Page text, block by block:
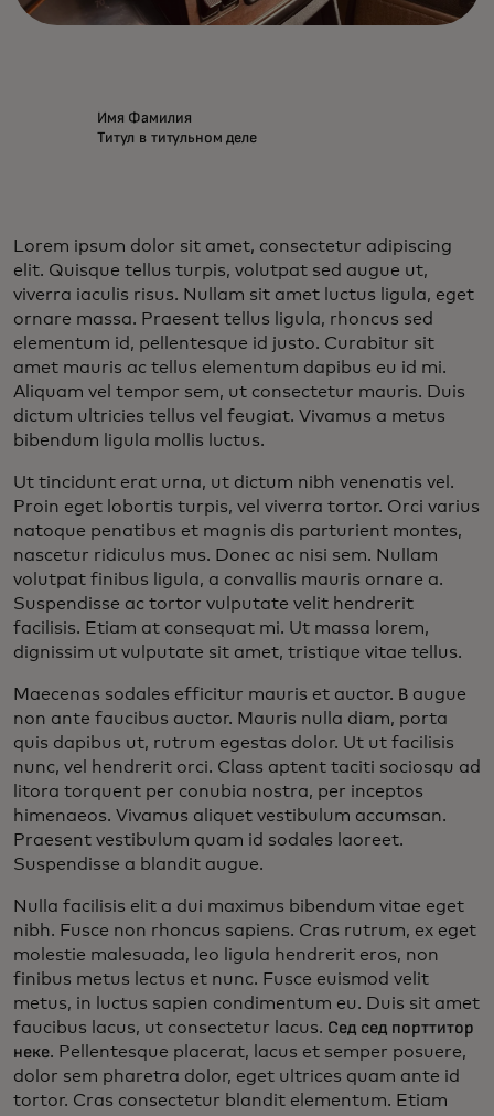
Имя Фамилия
Титул в титульном деле
Lorem ipsum dolor sit amet, consectetur adipiscing
elit. Quisque tellus turpis, volutpat sed augue ut,
viverra iaculis risus. Nullam sit amet luctus ligula, eget
ornare massa. Praesent tellus ligula, rhoncus sed
elementum id, pellentesque id justo. Curabitur sit
amet mauris ac tellus elementum dapibus eu id mi.
Aliquam vel tempor sem, ut consectetur mauris. Duis
dictum ultricies tellus vel feugiat. Vivamus a metus
bibendum ligula mollis luctus.
Ut tincidunt erat urna, ut dictum nibh venenatis vel.
Proin eget lobortis turpis, vel viverra tortor. Orci varius
natoque penatibus et magnis dis parturient montes,
nascetur ridiculus mus. Donec ac nisi sem. Nullam
volutpat finibus ligula, a convallis mauris ornare a.
Suspendisse ac tortor vulputate velit hendrerit
facilisis. Etiam at consequat mi. Ut massa lorem,
dignissim ut vulputate sit amet, tristique vitae tellus.
Maecenas sodales efficitur mauris et auctor. В augue
non ante faucibus auctor. Mauris nulla diam, porta
quis dapibus ut, rutrum egestas dolor. Ut ut facilisis
nunc, vel hendrerit orci. Class aptent taciti sociosqu ad
litora torquent per conubia nostra, per inceptos
himenaeos. Vivamus aliquet vestibulum accumsan.
Praesent vestibulum quam id sodales laoreet.
Suspendisse a blandit augue.
Nulla facilisis elit a dui maximus bibendum vitae eget
nibh. Fusce non rhoncus sapiens. Cras rutrum, ex eget
molestie malesuada, leo ligula hendrerit eros, non
finibus metus lectus et nunc. Fusce euismod velit
metus, in luctus sapien condimentum eu. Duis sit amet
faucibus lacus, ut consectetur lacus. Сед сед порттитор
неке. Pellentesque placerat, lacus et semper posuere,
dolor sem pharetra dolor, eget ultrices quam ante id
tortor. Cras consectetur blandit elementum. Etiam